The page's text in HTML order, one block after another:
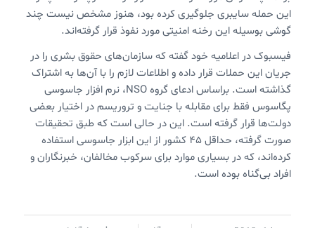
این حمله سایبری جلوگیری کرده بود، هنوز مشخص نیست چند
گوشی بوسیله این رخنه امنیتی مورد نفوذ قرار گرفته‌اند.
فیسبوک در اعلامیه خود گفته که سازمان‌های حقوق بشری را در
جریان این حملات قرار داده و اطلاعات لازم را با آن‌ها به اشتراک
گذاشته است. براساس ادعای گروه NSO، نرم افزار جاسوسی
پگاسوس فقط برای مقابله با جنایت و تروریسم در اختیار بعضی
دولت‌ها قرار گرفته است. این در حالی است که طبق تحقیقات
صورت گرفته، حداقل ۴۵ کشور از این ابزار جاسوسی استفاده
کرده‌اند، که در بسیاری موارد برای سرکوب مخالفان، خبرنگاران و
افراد بی‌گناه بوده است.